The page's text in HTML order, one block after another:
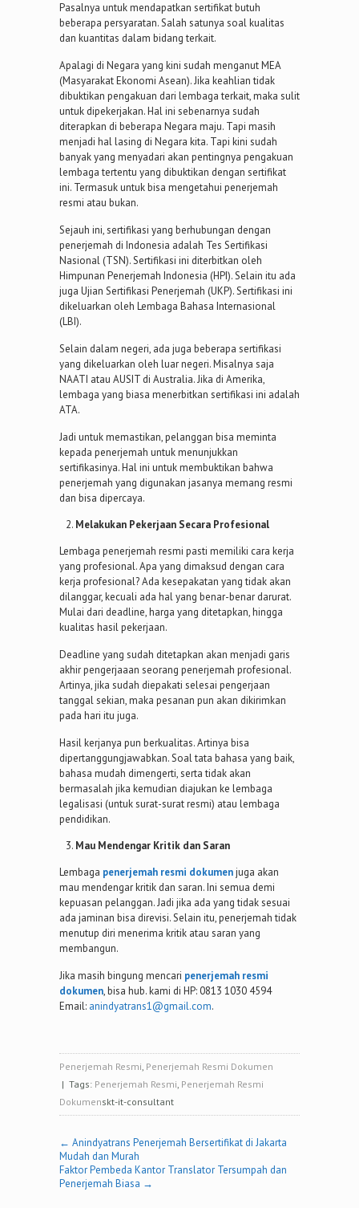
Pasalnya untuk mendapatkan sertifikat butuh
beberapa persyaratan. Salah satunya soal kualitas
dan kuantitas dalam bidang terkait.
Apalagi di Negara yang kini sudah menganut MEA
(Masyarakat Ekonomi Asean). Jika keahlian tidak
dibuktikan pengakuan dari lembaga terkait, maka sulit
untuk dipekerjakan. Hal ini sebenarnya sudah
diterapkan di beberapa Negara maju. Tapi masih
menjadi hal lasing di Negara kita. Tapi kini sudah
banyak yang menyadari akan pentingnya pengakuan
lembaga tertentu yang dibuktikan dengan sertifikat
ini. Termasuk untuk bisa mengetahui penerjemah
resmi atau bukan.
Sejauh ini, sertifikasi yang berhubungan dengan
penerjemah di Indonesia adalah Tes Sertifikasi
Nasional (TSN). Sertifikasi ini diterbitkan oleh
Himpunan Penerjemah Indonesia (HPI). Selain itu ada
juga Ujian Sertifikasi Penerjemah (UKP). Sertifikasi ini
dikeluarkan oleh Lembaga Bahasa Internasional
(LBI).
Selain dalam negeri, ada juga beberapa sertifikasi
yang dikeluarkan oleh luar negeri. Misalnya saja
NAATI atau AUSIT di Australia. Jika di Amerika,
lembaga yang biasa menerbitkan sertifikasi ini adalah
ATA.
Jadi untuk memastikan, pelanggan bisa meminta
kepada penerjemah untuk menunjukkan
sertifikasinya. Hal ini untuk membuktikan bahwa
penerjemah yang digunakan jasanya memang resmi
dan bisa dipercaya.
Melakukan Pekerjaan Secara Profesional
Lembaga penerjemah resmi pasti memiliki cara kerja
yang profesional. Apa yang dimaksud dengan cara
kerja profesional? Ada kesepakatan yang tidak akan
dilanggar, kecuali ada hal yang benar-benar darurat.
Mulai dari deadline, harga yang ditetapkan, hingga
kualitas hasil pekerjaan.
Deadline yang sudah ditetapkan akan menjadi garis
akhir pengerjaaan seorang penerjemah profesional.
Artinya, jika sudah diepakati selesai pengerjaan
tanggal sekian, maka pesanan pun akan dikirimkan
pada hari itu juga.
Hasil kerjanya pun berkualitas. Artinya bisa
dipertanggungjawabkan. Soal tata bahasa yang baik,
bahasa mudah dimengerti, serta tidak akan
bermasalah jika kemudian diajukan ke lembaga
legalisasi (untuk surat-surat resmi) atau lembaga
pendidikan.
Mau Mendengar Kritik dan Saran
Lembaga penerjemah resmi dokumenjuga akan
mau mendengar kritik dan saran. Ini semua demi
kepuasan pelanggan. Jadi jika ada yang tidak sesuai
ada jaminan bisa direvisi. Selain itu, penerjemah tidak
menutup diri menerima kritik atau saran yang
membangun.
Jika masih bingung mencari penerjemah resmi
dokumen, bisa hub. kami di HP: 0813 1030 4594
Email: anindyatrans1@gmail.com.
Penerjemah Resmi, Penerjemah Resmi Dokumen
| Tags: Penerjemah Resmi, Penerjemah Resmi
Dokumenskt-it-consultant
Post
navigation
← Anindyatrans Penerjemah Bersertifikat di Jakarta
Mudah dan Murah
Faktor Pembeda Kantor Translator Tersumpah dan
Penerjemah Biasa →